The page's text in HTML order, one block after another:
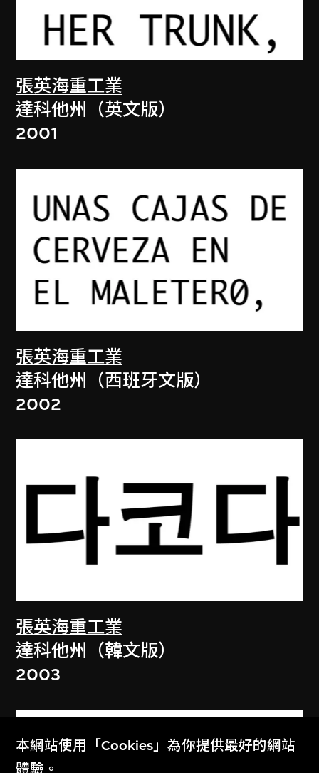
張英海重工業
達科他州（英文版）
2001
張英海重工業
達科他州（西班牙文版）
2002
張英海重工業
達科他州（韓文版）
2003
本網站使用「Cookies」為你提供最好的網站
體驗。